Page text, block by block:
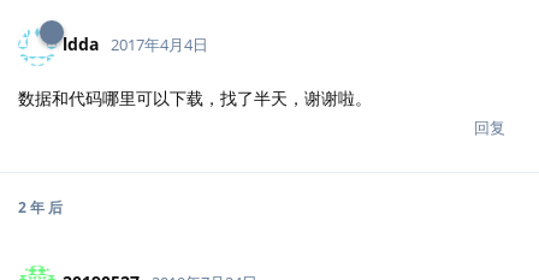
ldda 2017年4月4日
数据和代码哪里可以下载，找了半天，谢谢啦。
回复
2 年 后